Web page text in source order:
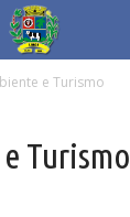
e Turismo
Turismo